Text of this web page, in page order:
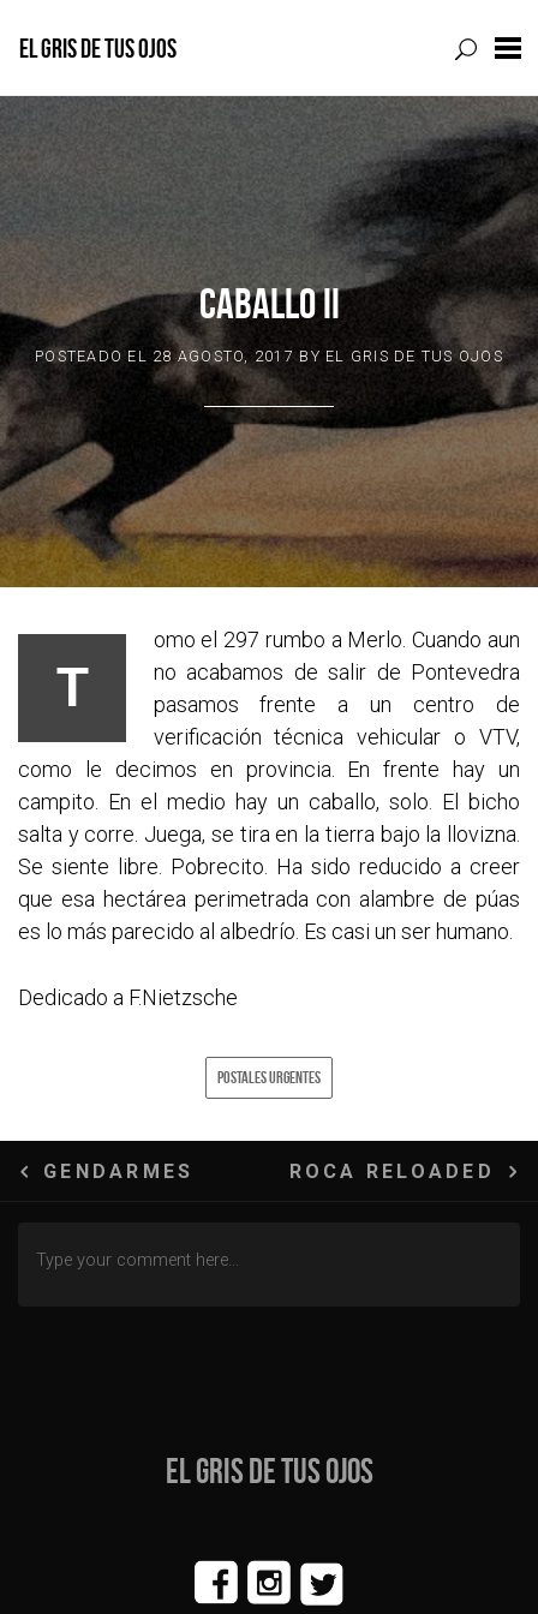
Skip
to
content
EL GRIS DE TUS OJOS
CABALLO II
POSTEADO EL 28 AGOSTO, 2017 BY EL GRIS DE TUS OJOS
T
omo el 297 rumbo a Merlo. Cuando aun
no acabamos de salir de Pontevedra
pasamos frente a un centro de
verificación técnica vehicular o VTV,
como le decimos en provincia. En frente hay un
campito. En el medio hay un caballo, solo. El bicho
salta y corre. Juega, se tira en la tierra bajo la llovizna.
Se siente libre. Pobrecito. Ha sido reducido a creer
que esa hectárea perimetrada con alambre de púas
es lo más parecido al albedrío. Es casi un ser humano.
Dedicado a F.Nietzsche
POSTALES URGENTES
Navegación
entradas
GENDARMES ROCA RELOADED
EL GRIS DE TUS OJOS